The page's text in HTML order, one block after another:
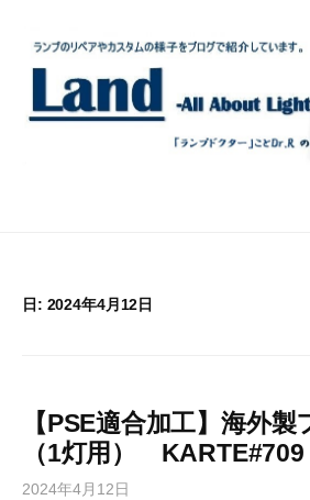
日: 2024年4月12日
【PSE適合加工】海外
（1灯用） KARTE#709
2024年4月12日